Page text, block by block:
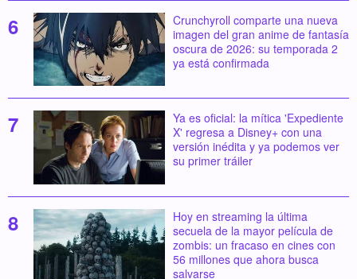
Crunchyroll comparte una nueva
imagen del gran anime de fantasía
oscura de 2026: su temporada 2
ya está confirmada
Ya es oficial: la mítica 'Expediente
X' regresa a Disney+ con una
versión inédita y ya podemos ver
su primer tráiler
Hoy en streaming la última
secuela de la mayor película de
zombis: un fracaso en cines con
56 millones que ahora busca
salvarse